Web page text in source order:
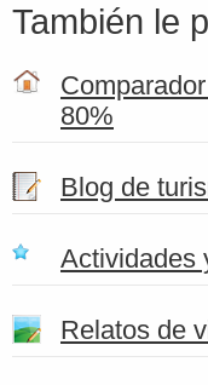
También le
80%
Blog de
Actividades
Relatos de